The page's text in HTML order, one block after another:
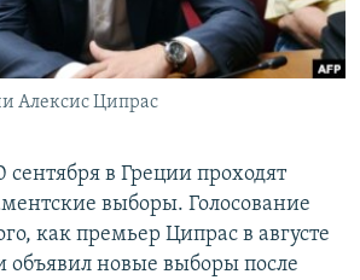
Алексис Ципрас
сентября в Греции проходят
выборы. Голосование
как премьер Ципрас в августе
объявил новые выборы после